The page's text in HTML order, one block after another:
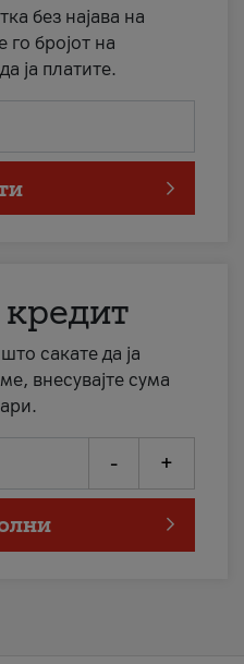
без најава на
го бројот на
ја платите.
сакате да ја
внесувајте сума
- +